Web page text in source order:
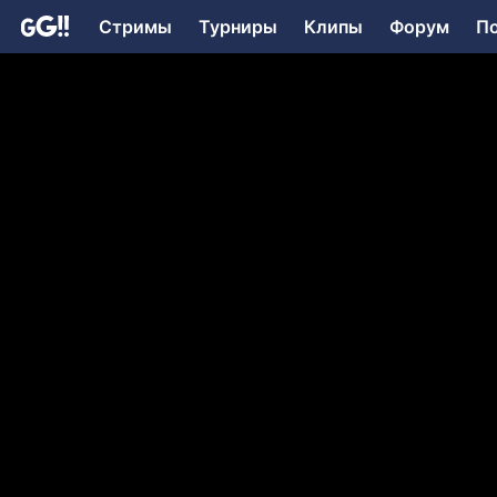
Стримы Турниры Клипы Форум